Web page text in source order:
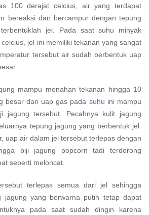
100 derajat celcius, air yang terdapat
bereaksi dan bercampur dengan tepung
jel. Pada saat suhu minyak
jel ini memiliki tekanan yang sangat
tersebut air sudah berbentuk uap
mampu menahan tekanan hingga 10
besar dari uap gas pada suhu ini mampu
jagung tersebut. Pecahnya kulit jagung
tepung jagung yang berbentuk jel.
uap air dalam jel tersebut terlepas dengan
biji jagung popcorn tadi terdorong
seperti meloncat.
terlepas semua dari jel sehingga
jagung yang berwarna putih tetap dapat
pada saat sudah dingin karena